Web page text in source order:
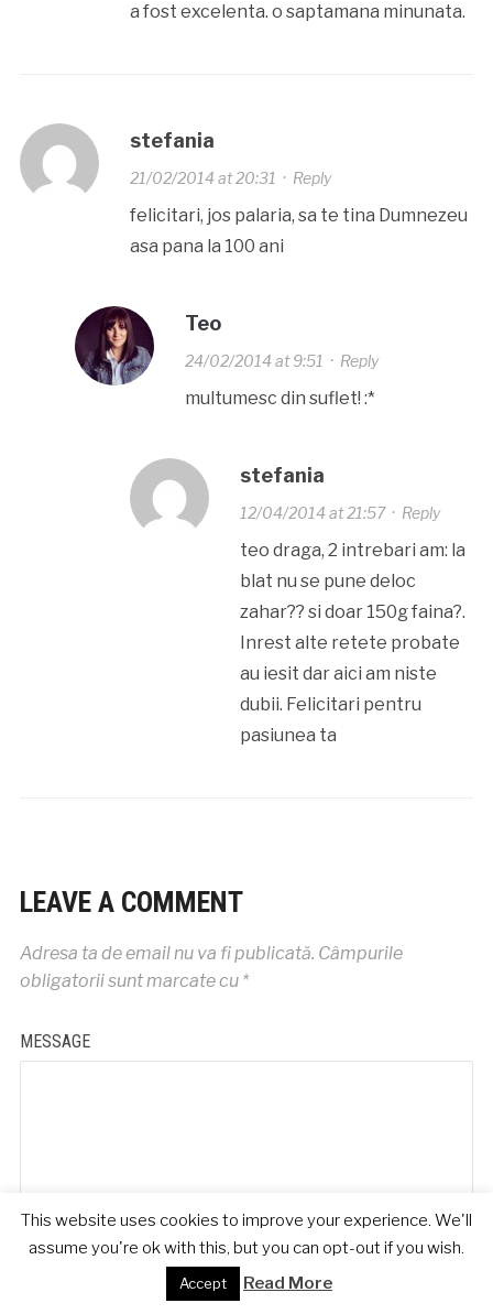
a fost excelenta. o saptamana minunata.
stefania
21/02/2014 at 20:31 · Reply
felicitari, jos palaria, sa te tina Dumnezeu
asa pana la 100 ani
Teo
24/02/2014 at 9:51 · Reply
multumesc din suflet! :*
stefania
12/04/2014 at 21:57· Reply
teo draga, 2 intrebari am: la
blat nu se pune deloc
zahar?? si doar 150g faina?.
Inrest alte retete probate
au iesit dar aici am niste
dubii. Felicitari pentru
pasiunea ta
LEAVE A COMMENT
Adresa ta de email nu va fi publicată. Câmpurile
obligatorii sunt marcate cu *
MESSAGE
NAME
This website uses cookies to improve your experience. We'll
assume you're ok with this, but you can opt-out if you wish.
Accept Read More